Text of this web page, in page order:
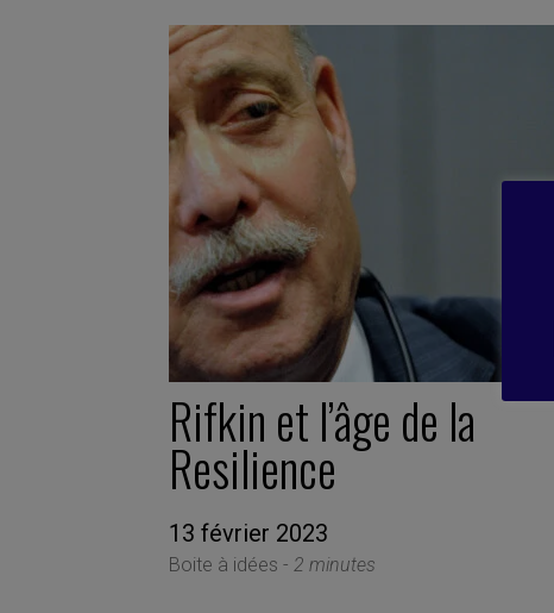
Rifkin et l’âge de la
Resilience
13 février 2023
Boite à idées - 2 minutes